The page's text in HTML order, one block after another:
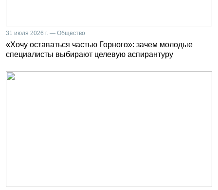
31 июля 2026 г. — Общество
«Хочу оставаться частью Горного»: зачем молодые
специалисты выбирают целевую аспирантуру